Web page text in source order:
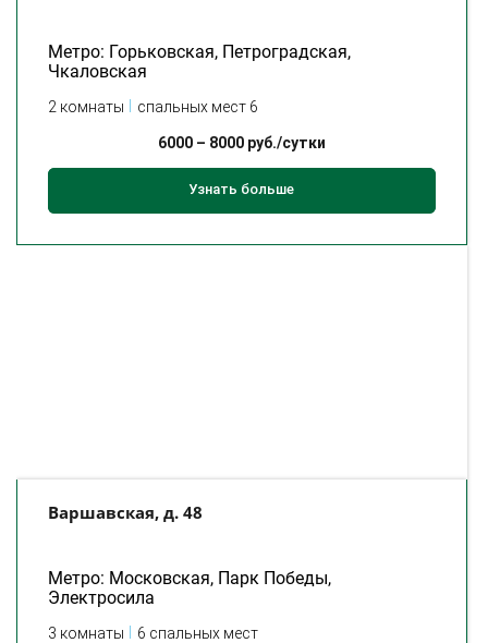
Метро: Горьковская, Петроградская,
Чкаловская
2 комнаты спальных мест 6
6000– 8000руб./сутки
Узнать больше
Варшавская, д. 48
Метро: Московская, Парк Победы,
Электросила
3 комнаты 6 спальных мест